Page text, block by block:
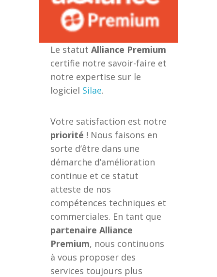
Le statut Alliance Premium
certifie notre savoir-faire et
notre expertise sur le
logiciel Silae.
Votre satisfaction est notre
priorité ! Nous faisons en
sorte d’être dans une
démarche d’amélioration
continue et ce statut
atteste de nos
compétences techniques et
commerciales. En tant que
partenaire Alliance
Premium, nous continuons
à vous proposer des
services toujours plus